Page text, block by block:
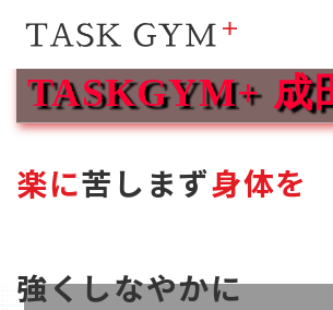
TASKGYM+ 成
楽に苦しまず身体を
​​​​​​​強くしなやかに